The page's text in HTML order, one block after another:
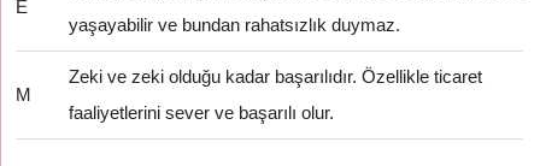
E
yaşayabilir ve bundan rahatsızlık duymaz.
M
Zeki ve zeki olduğu kadar başarılıdır. Özellikle ticaret
faaliyetlerini sever ve başarılı olur.